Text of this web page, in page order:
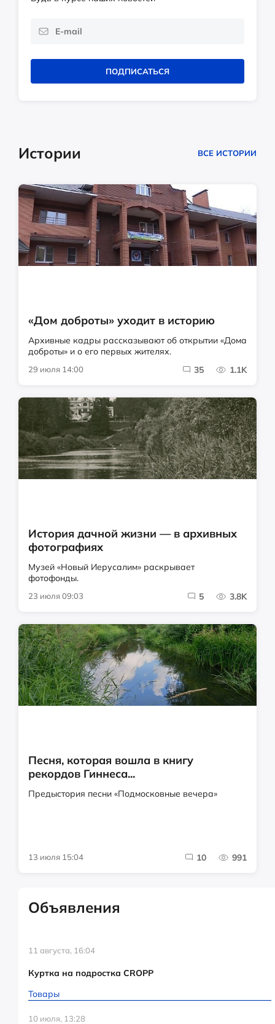
ПОДПИСАТЬСЯ
Истории ВСЕ ИСТОРИИ
«Дом доброты» уходит в историю
Архивные кадры рассказывают об открытии «Дома
доброты» и о его первых жителях.
29 июля 14:00 35 1.1K
История дачной жизни — в архивных
фотографиях
Музей «Новый Иерусалим» раскрывает
фотофонды.
23 июля 09:03 5 3.8K
Песня, которая вошла в книгу
рекордов Гиннеса...
Предыстория песни «Подмосковные вечера»
13 июля 15:04 10 991
Объявления
11 августа, 16:04
Куртка на подростка CROPP
Товары
10 июля, 13:28